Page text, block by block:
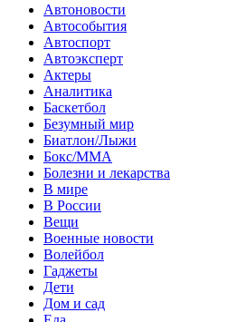
Автоновости
Автособытия
Автоспорт
Автоэксперт
Актеры
Аналитика
Баскетбол
Безумный мир
Биатлон/Лыжи
Бокс/MMA
Болезни и лекарства
В мире
В России
Вещи
Военные новости
Волейбол
Гаджеты
Дети
Дом и сад